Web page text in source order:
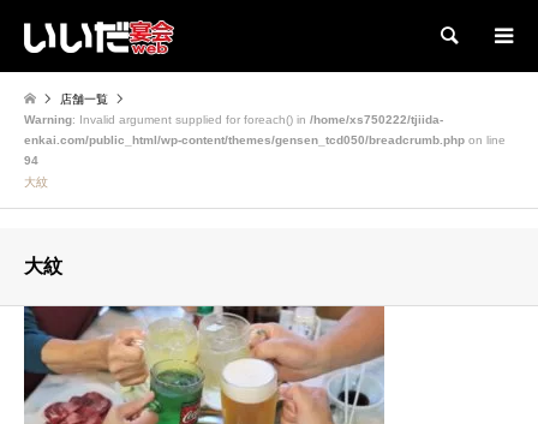
検索
店舗一覧
Warning: Invalid argument supplied for foreach() in /home/xs750222/tjiida-
enkai.com/public_html/wp-content/themes/gensen_tcd050/breadcrumb.php on line
94
大紋
大紋